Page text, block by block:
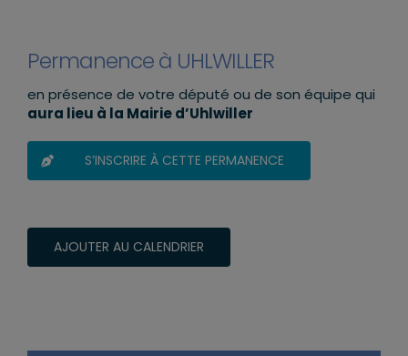
Permanence à UHLWILLER
en présence de votre député ou de son équipe qui
aura lieu à la Mairie d’Uhlwiller
S’INSCRIRE À CETTE PERMANENCE
AJOUTER AU CALENDRIER